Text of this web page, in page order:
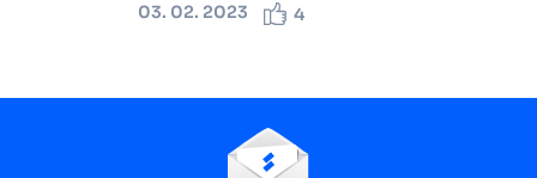
03. 02. 2023 4